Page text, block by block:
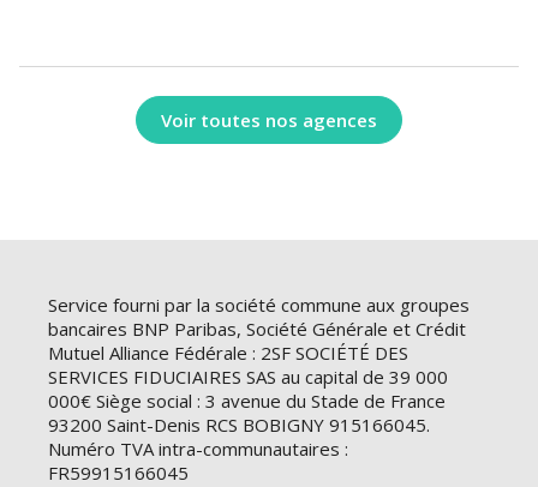
Voir toutes nos agences
Service fourni par la société commune aux groupes
bancaires BNP Paribas, Société Générale et Crédit
Mutuel Alliance Fédérale : 2SF SOCIÉTÉ DES
SERVICES FIDUCIAIRES SAS au capital de 39 000
000€ Siège social : 3 avenue du Stade de France
93200 Saint-Denis RCS BOBIGNY 915166045.
Numéro TVA intra-communautaires :
FR59915166045